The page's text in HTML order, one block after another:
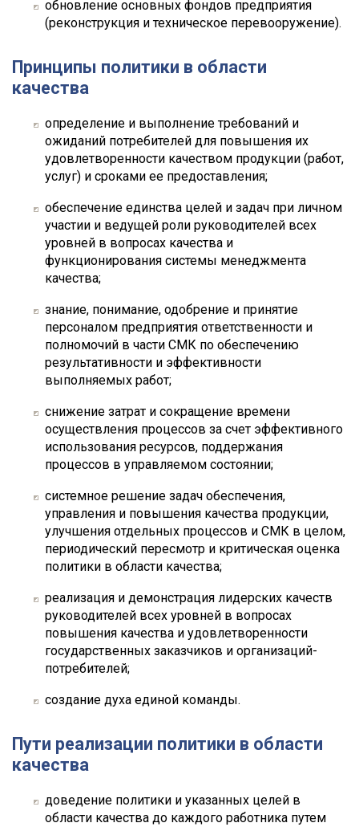
обновление основных фондов предприятия
(реконструкция и техническое перевооружение).
Принципы политики в области
качества
определение и выполнение требований и
ожиданий потребителей для повышения их
удовлетворенности качеством продукции (работ,
услуг) и сроками ее предоставления;
обеспечение единства целей и задач при личном
участии и ведущей роли руководителей всех
уровней в вопросах качества и
функционирования системы менеджмента
качества;
знание, понимание, одобрение и принятие
персоналом предприятия ответственности и
полномочий в части СМК по обеспечению
результативности и эффективности
выполняемых работ;
снижение затрат и сокращение времени
осуществления процессов за счет эффективного
использования ресурсов, поддержания
процессов в управляемом состоянии;
системное решение задач обеспечения,
управления и повышения качества продукции,
улучшения отдельных процессов и СМК в целом,
периодический пересмотр и критическая оценка
политики в области качества;
реализация и демонстрация лидерских качеств
руководителей всех уровней в вопросах
повышения качества и удовлетворенности
государственных заказчиков и организаций-
потребителей;
создание духа единой команды.
Пути реализации политики в области
качества
доведение политики и указанных целей в
области качества до каждого работника путем